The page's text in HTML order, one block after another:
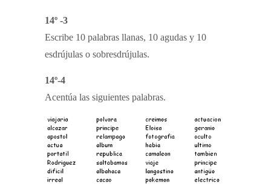
14º -3
Escribe 10 palabras llanas, 10 agudas y 10
esdrújulas o sobresdrújulas.
14º-4
Acentúa las siguientes palabras.